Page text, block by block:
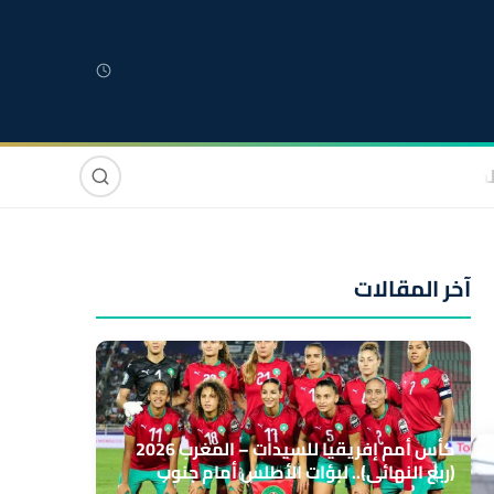
صوت وصورة
آخر المقالات
كأس أمم إفريقيا للسيدات – المغرب 2026
(ربع النهائي).. لبؤات الأطلس أمام جنوب